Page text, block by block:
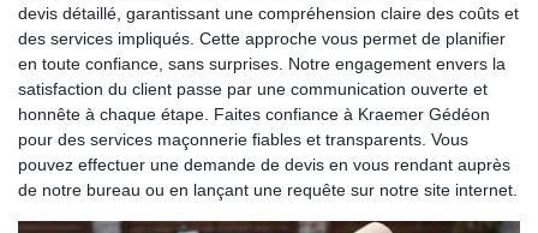
devis détaillé, garantissant une compréhension claire des coûts et
des services impliqués. Cette approche vous permet de planifier
en toute confiance, sans surprises. Notre engagement envers la
satisfaction du client passe par une communication ouverte et
honnête à chaque étape. Faites confiance à Kraemer Gédéon
pour des services maçonnerie fiables et transparents. Vous
pouvez effectuer une demande de devis en vous rendant auprès
de notre bureau ou en lançant une requête sur notre site internet.